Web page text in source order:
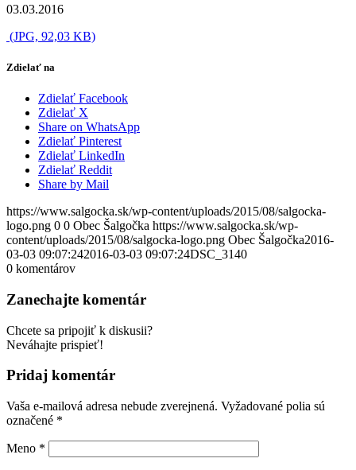
03.03.2016
(JPG, 92,03 KB)
Zdielať na
Zdielať Facebook
Zdielať X
Share on WhatsApp
Zdielať Pinterest
Zdielať LinkedIn
Zdielať Reddit
Share by Mail
https://www.salgocka.sk/wp-content/uploads/2015/08/salgocka-
logo.png 0 0 Obec Šalgočka https://www.salgocka.sk/wp-
content/uploads/2015/08/salgocka-logo.png Obec Šalgočka2016-
03-03 09:07:242016-03-03 09:07:24DSC_3140
0 komentárov
Zanechajte komentár
Chcete sa pripojiť k diskusii?
Neváhajte prispieť!
Pridaj komentár
Vaša e-mailová adresa nebude zverejnená. Vyžadované polia sú
označené *
Meno *